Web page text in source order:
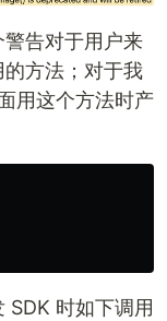
告对于用户来
方法；对于我
用这个方法时产
SDK 时如下调用